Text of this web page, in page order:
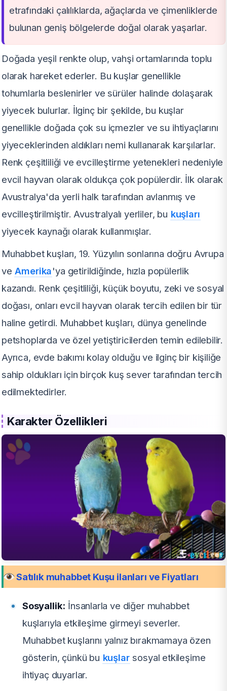
etrafındaki çalılıklarda, ağaçlarda ve çimenliklerde
bulunan geniş bölgelerde doğal olarak yaşarlar.
Doğada yeşil renkte olup, vahşi ortamlarında toplu
olarak hareket ederler. Bu kuşlar genellikle
tohumlarla beslenirler ve sürüler halinde dolaşarak
yiyecek bulurlar. İlginç bir şekilde, bu kuşlar
genellikle doğada çok su içmezler ve su ihtiyaçlarını
yiyeceklerinden aldıkları nemi kullanarak karşılarlar.
Renk çeşitliliği ve evcilleştirme yetenekleri nedeniyle
evcil hayvan olarak oldukça çok popülerdir. İlk olarak
Avustralya'da yerli halk tarafından avlanmış ve
evcilleştirilmiştir. Avustralyalı yerliler, bu kuşları
yiyecek kaynağı olarak kullanmışlar.
Muhabbet kuşları, 19. Yüzyılın sonlarına doğru Avrupa
ve Amerika'ya getirildiğinde, hızla popülerlik
kazandı. Renk çeşitliliği, küçük boyutu, zeki ve sosyal
doğası, onları evcil hayvan olarak tercih edilen bir tür
haline getirdi. Muhabbet kuşları, dünya genelinde
petshoplarda ve özel yetiştiricilerden temin edilebilir.
Ayrıca, evde bakımı kolay olduğu ve ilginç bir kişiliğe
sahip oldukları için birçok kuş sever tarafından tercih
edilmektedirler.
Karakter Özellikleri
Satılık muhabbet Kuşu ilanları ve Fiyatları
Sosyallik: İnsanlarla ve diğer muhabbet
kuşlarıyla etkileşime girmeyi severler.
Muhabbet kuşlarını yalnız bırakmamaya özen
gösterin, çünkü bu kuşlar sosyal etkileşime
ihtiyaç duyarlar.